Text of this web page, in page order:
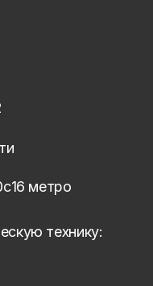
метро
технику: